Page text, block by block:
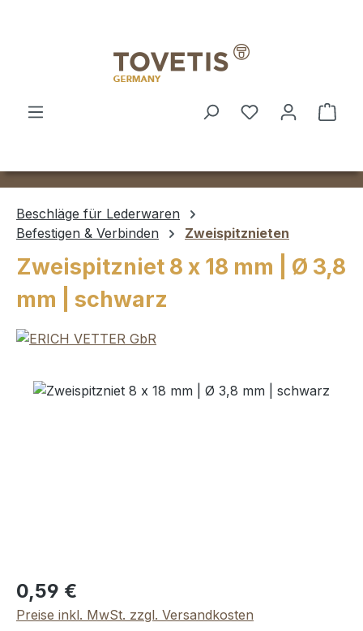
Beschläge für Lederwaren
Befestigen & Verbinden
Zweispitznieten
Zweispitzniet 8 x 18 mm | Ø 3,8
mm | schwarz
Bildergalerie überspringen
Regulärer Preis:
0,59 €
Preise inkl. MwSt. zzgl. Versandkosten